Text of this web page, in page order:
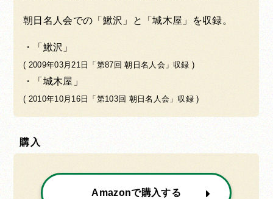
朝日名人会での「鰍沢」と「城木屋」を収録。
「鰍沢」
( 2009年03月21日「第87回 朝日名人会」収録 )
「城木屋」
( 2010年10月16日「第103回 朝日名人会」収録 )
購入
Amazonで購入する